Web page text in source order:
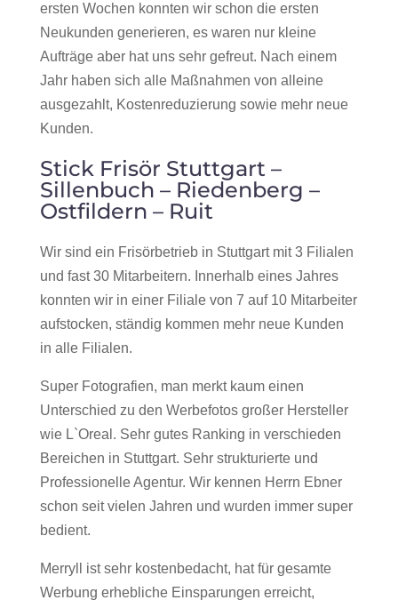
ersten Wochen konnten wir schon die ersten
Neukunden generieren, es waren nur kleine
Aufträge aber hat uns sehr gefreut. Nach einem
Jahr haben sich alle Maßnahmen von alleine
ausgezahlt, Kostenreduzierung sowie mehr neue
Kunden.
Stick Frisör Stuttgart –
Sillenbuch – Riedenberg –
Ostfildern – Ruit
Wir sind ein Frisörbetrieb in Stuttgart mit 3 Filialen
und fast 30 Mitarbeitern. Innerhalb eines Jahres
konnten wir in einer Filiale von 7 auf 10 Mitarbeiter
aufstocken, ständig kommen mehr neue Kunden
in alle Filialen.
Super Fotografien, man merkt kaum einen
Unterschied zu den Werbefotos großer Hersteller
wie L`Oreal. Sehr gutes Ranking in verschieden
Bereichen in Stuttgart. Sehr strukturierte und
Professionelle Agentur. Wir kennen Herrn Ebner
schon seit vielen Jahren und wurden immer super
bedient.
Merryll ist sehr kostenbedacht, hat für gesamte
Werbung erhebliche Einsparungen erreicht,